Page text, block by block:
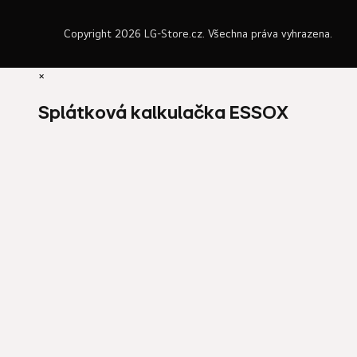
Copyright 2026 LG-Store.cz . Všechna práva vyhrazena.
×
Splátková kalkulačka ESSOX